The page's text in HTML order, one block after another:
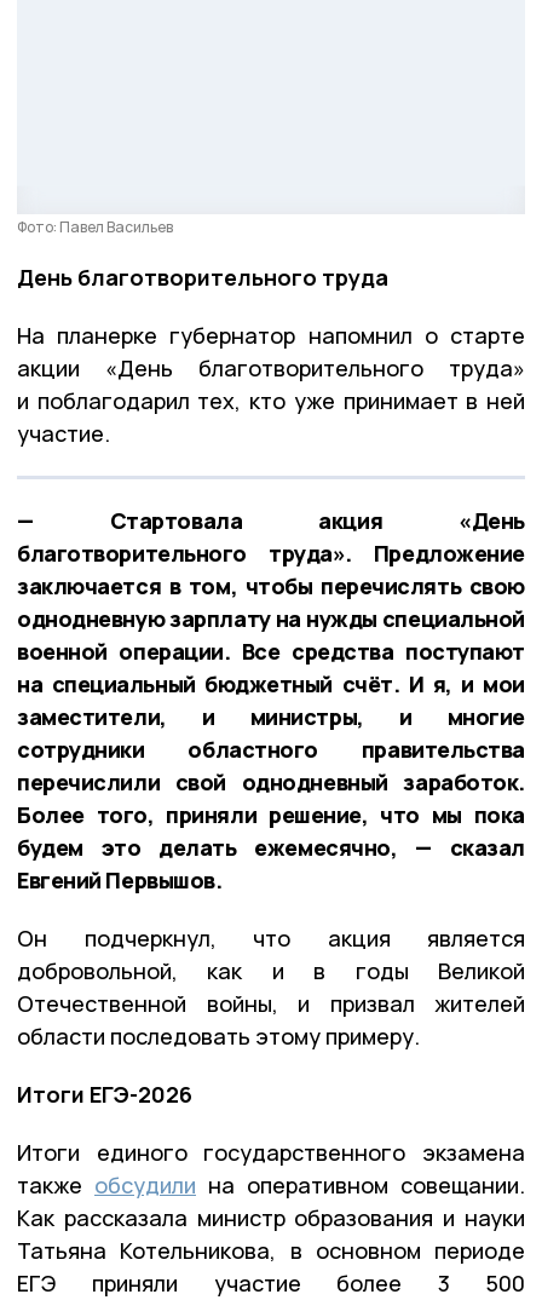
Фото: Павел Васильев
День благотворительного труда
На планерке губернатор напомнил о старте
акции «День благотворительного труда»
и поблагодарил тех, кто уже принимает в ней
участие.
— Стартовала акция «День
благотворительного труда». Предложение
заключается в том, чтобы перечислять свою
однодневную зарплату на нужды специальной
военной операции. Все средства поступают
на специальный бюджетный счёт. И я, и мои
заместители, и министры, и многие
сотрудники областного правительства
перечислили свой однодневный заработок.
Более того, приняли решение, что мы пока
будем это делать ежемесячно, — сказал
Евгений Первышов.
Он подчеркнул, что акция является
добровольной, как и в годы Великой
Отечественной войны, и призвал жителей
области последовать этому примеру.
Итоги ЕГЭ-2026
Итоги единого государственного экзамена
также обсудили на оперативном совещании.
Как рассказала министр образования и науки
Татьяна Котельникова, в основном периоде
ЕГЭ приняли участие более 3 500